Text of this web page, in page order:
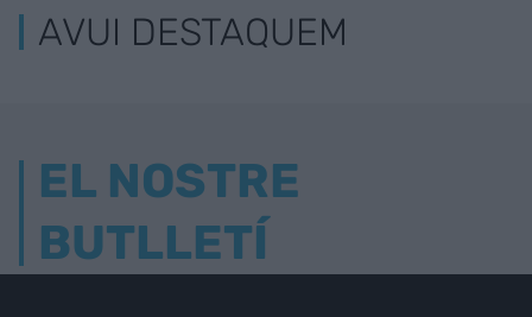
AVUI DESTAQUEM
EL NOSTRE
BUTLLETÍ